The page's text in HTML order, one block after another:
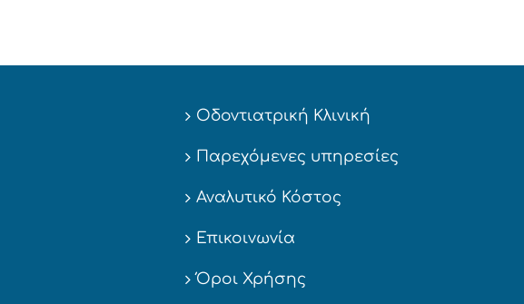
Οδοντιατρική Κλινική
Παρεχόμενες υπηρεσίες
Αναλυτικό Κόστος
Επικοινωνία
Όροι Χρήσης